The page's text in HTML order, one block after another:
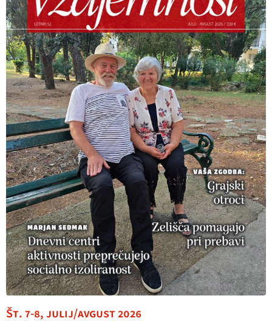
Št. 7-8, julij/avgust 2026